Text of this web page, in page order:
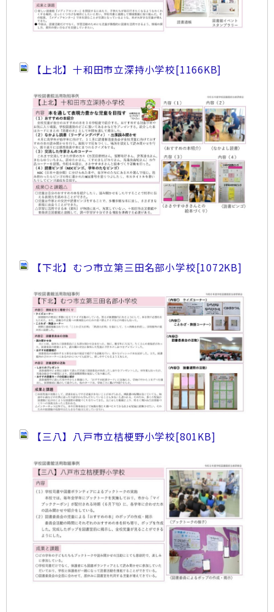
【上北】十和田市立深持小学校[1166KB]
【下北】むつ市立第三田名部小学校[1072KB]
【三八】八戸市立桔梗野小学校[801KB]